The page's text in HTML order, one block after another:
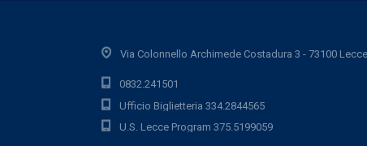
Via Colonnello Archimede Costadura 3 - 73100 Lecce
0832.241501
Ufficio Biglietteria 334.2844565
U.S. Lecce Program 375.5199059